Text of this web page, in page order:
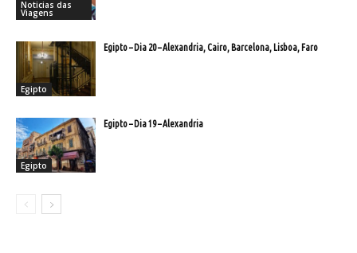
Noticias das
Viagens
Egipto
Egipto – Dia 20 – Alexandria, Cairo, Barcelona, Lisboa, Faro
Egipto
Egipto – Dia 19 – Alexandria